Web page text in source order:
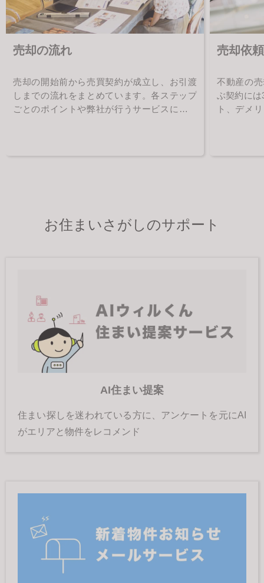
売却の流れ
売却の開始前から売買契約が成立し、お引渡
しまでの流れをまとめています。各ステップ
ごとのポイントや弊社が行うサービスについ
売却依
不動産の
ぶ契約には
ト、デメ
お住まいさがしのサポート
AI住まい提案
住まい探しを迷われている方に、アンケートを元にAI
がエリアと物件をレコメンド